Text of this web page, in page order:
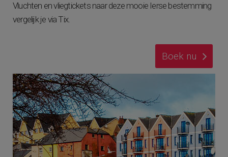
Boek nu
Vluchten en vliegtickets naar deze mooie Ierse bestemming
vergelijk je via Tix.